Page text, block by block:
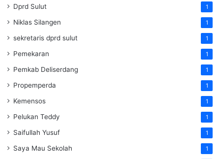
Dprd Sulut 1
Niklas Silangen 1
sekretaris dprd sulut 1
Pemekaran 1
Pemkab Deliserdang 1
Propemperda 1
Kemensos 1
Pelukan Teddy 1
Saifullah Yusuf 1
Saya Mau Sekolah 1